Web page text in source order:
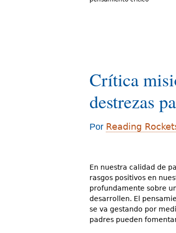
d
e
t
a
q
u
í
Crítica
destrezas
Por Reading
En nuestra calidad de
rasgos positivos en
profundamente sobre
desarrollen. El
se va gestando por
padres pueden